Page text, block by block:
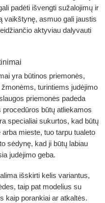
padėti išvengti sužalojimų ir
vaikštynę, asmuo gali jaustis
aktyviau dalyvauti
yra būtinos priemonės,
turintiems judėjimo
priemonės padeda
būtų atliekamos
specialiai sukurtos, kad būtų
mieste, tuo tarpu tualeto
sėdynę, kad ji būtų labiau
judėjimo geba.
išskirti kelis variantus,
taip pat modelius su
kaip porankiai ar atkaltės.